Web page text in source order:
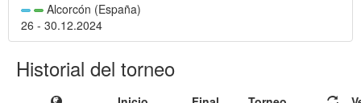
Alcorcón (España)
26 - 30.12.2024
Historial del torneo